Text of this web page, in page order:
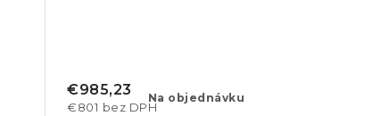
Na objednávku
€801 bez DPH
€985,23